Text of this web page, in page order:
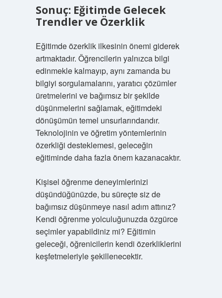
Sonuç: Eğitimde Gelecek
Trendler ve Özerklik
Eğitimde özerklik ilkesinin önemi giderek
artmaktadır. Öğrencilerin yalnızca bilgi
edinmekle kalmayıp, aynı zamanda bu
bilgiyi sorgulamalarını, yaratıcı çözümler
üretmelerini ve bağımsız bir şekilde
düşünmelerini sağlamak, eğitimdeki
dönüşümün temel unsurlarındandır.
Teknolojinin ve öğretim yöntemlerinin
özerkliği desteklemesi, geleceğin
eğitiminde daha fazla önem kazanacaktır.
Kişisel öğrenme deneyimlerinizi
düşündüğünüzde, bu süreçte siz de
bağımsız düşünmeye nasıl adım attınız?
Kendi öğrenme yolculuğunuzda özgürce
seçimler yapabildiniz mi? Eğitimin
geleceği, öğrenicilerin kendi özerkliklerini
keşfetmeleriyle şekillenecektir.